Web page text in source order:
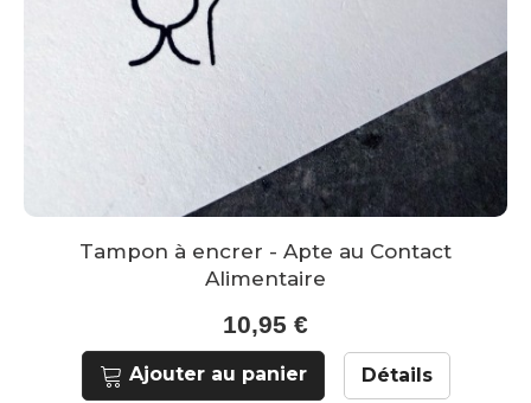
Tampon à encrer - Apte au Contact
Alimentaire
10,95 €
Ajouter au panier Détails